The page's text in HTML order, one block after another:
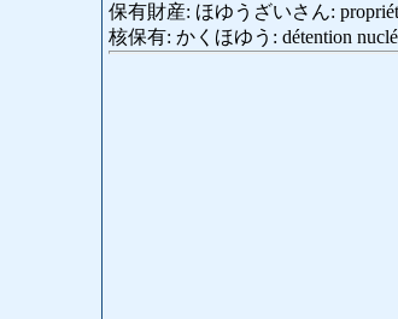
保有財産: ほゆうざいさん:
核保有: かくほゆう: détention